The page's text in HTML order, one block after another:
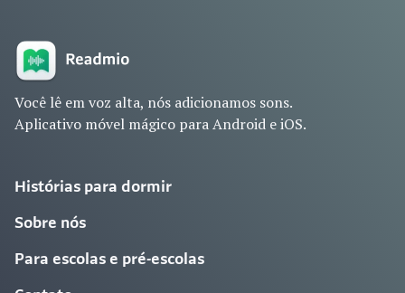
Você lê em voz alta, nós adicionamos sons.
Aplicativo móvel mágico para Android e iOS.
Histórias para dormir
Sobre nós
Para escolas e pré-escolas